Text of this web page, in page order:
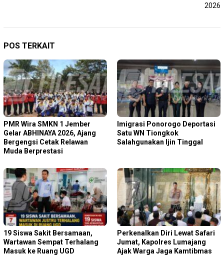
2026
POS TERKAIT
PMR Wira SMKN 1 Jember
Gelar ABHINAYA 2026, Ajang
Bergengsi Cetak Relawan
Muda Berprestasi
Imigrasi Ponorogo Deportasi
Satu WN Tiongkok
Salahgunakan Ijin Tinggal
19 Siswa Sakit Bersamaan,
Wartawan Sempat Terhalang
Masuk ke Ruang UGD
Perkenalkan Diri Lewat Safari
Jumat, Kapolres Lumajang
Ajak Warga Jaga Kamtibmas